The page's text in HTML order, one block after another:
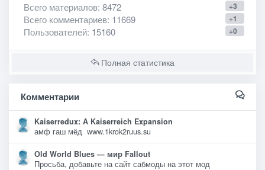
+3
Всего материалов: 8472
+1
Всего комментариев: 11669
+0
Пользователей: 15160
Полная статистика
Комментарии
Kaiserredux: A Kaiserreich Expansion
амф гаш мёд www.1krok2ruus.su
Old World Blues — мир Fallout
Просьба, добавьте на сайт сабмоды на этот мод